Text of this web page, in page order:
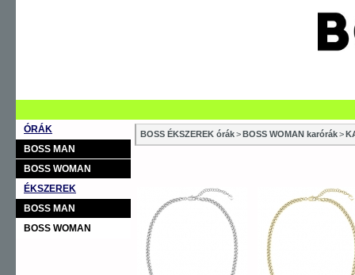
ÓRÁK
BOSS MAN
BOSS WOMAN
ÉKSZEREK
BOSS MAN
BOSS WOMAN
BOSS ÉKSZEREK órák>BOSS WOMAN karórák>
-5% -